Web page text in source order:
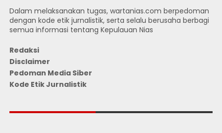
Dalam melaksanakan tugas, wartanias.com berpedoman
dengan kode etik jurnalistik, serta selalu berusaha berbagi
semua informasi tentang Kepulauan Nias
Redaksi
Disclaimer
Pedoman Media Siber
Kode Etik Jurnalistik